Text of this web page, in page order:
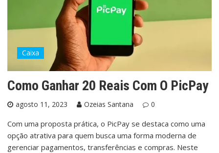
Caixa
Como Ganhar 20 Reais Com O PicPay
agosto 11, 2023 Ozeias Santana 0
Com uma proposta prática, o PicPay se destaca como uma
opção atrativa para quem busca uma forma moderna de
gerenciar pagamentos, transferências e compras. Neste